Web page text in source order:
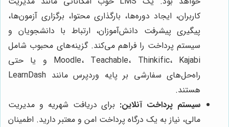
کاربران، ایجاد دوره‌ها، بارگذاری محتوا، برگزاری آزمون‌ها،
پیگیری پیشرفت دانش‌آموزان، ارتباط با دانشجویان و
سیستم پرداخت را فراهم می‌کند. گزینه‌های محبوب شامل
Moodle، Teachable، Thinkific، Kajabi و یا حتی
راه‌حل‌های سفارشی بر پایه وردپرس مانند LearnDash
هستند.
سیستم پرداخت آنلاین: برای دریافت شهریه و مدیریت
مالی، نیاز به یک درگاه پرداخت امن و معتبر دارید. اطمینان